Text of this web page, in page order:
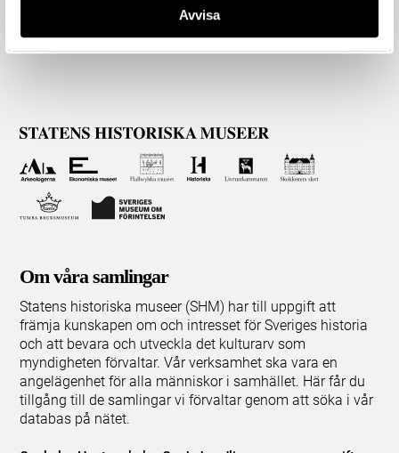
Avvisa
Om våra samlingar
Statens historiska museer (SHM) har till uppgift att
främja kunskapen om och intresset för Sveriges historia
och att bevara och utveckla det kulturarv som
myndigheten förvaltar. Vår verksamhet ska vara en
angelägenhet för alla människor i samhället. Här får du
tillgång till de samlingar vi förvaltar genom att söka i vår
databas på nätet.